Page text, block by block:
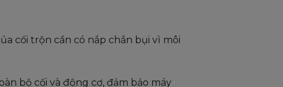
cối trộn cần có nắp chắn bụi vì môi
bộ cối và động cơ, đảm bảo máy